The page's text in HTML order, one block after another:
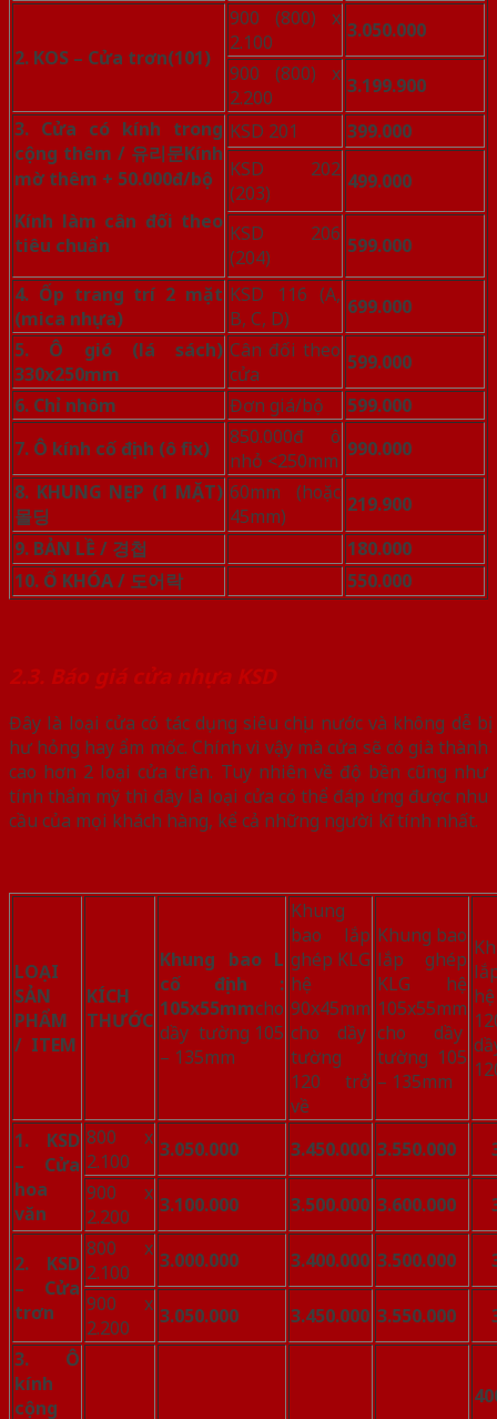
2. KOS – Cửa trơn(101)
900 (800) x
2.100
3.050.000
900 (800) x
2.200
3.199.900
3. Cửa có kính trong
cộng thêm / 유리문Kính
mờ thêm + 50.000đ/bộ
Kính làm cân đối theo
tiêu chuẩn
KSD 201
399.000
KSD 202
(203)
499.000
KSD 206
(204)
599.000
4. Ốp trang trí 2 mặt
(mica nhựa)
KSD 116 (A,
B, C, D)
699.000
5. Ô gió (lá sách)
330x250mm
Cân đối theo
cửa
599.000
6. Chỉ nhôm
Đơn giá/bộ
599.000
7. Ô kính cố định (ô fix)
850.000đ ô
nhỏ <250mm 990.000
8. KHUNG NẸP (1 MẶT)
몰딩
60mm (hoặc
45mm)
219.900
9. BẢN LỀ / 경첩
180.000
10. Ổ KHÓA / 도어락
550.000
2.3. Báo giá cửa nhựa KSD
Đây là loại cửa có tác dụng siêu chịu nước và không dễ bị
hư hỏng hay ẩm mốc. Chính vì vậy mà cửa sẽ có già thành
cao hơn 2 loại cửa trên. Tuy nhiên về độ bền cũng như
tính thẩm mỹ thì đây là loại cửa có thể đáp ứng được nhu
cầu của mọi khách hàng, kể cả những người kĩ tính nhất.
LOẠI
SẢN
PHẨM
/ ITEM
KÍCH
THƯỚC
Khung bao L
cố định :
105x55mmcho
dầy tường 105
– 135mm
Khung
bao lắp
ghép KLG
hệ
90x45mm
cho dầy
tường
120 trở
về
Khung bao
lắp ghép
KLG hệ
105x55mm
cho dầy
tường 105
– 135mm
hệ
1. KSD
– Cửa
hoa
văn
800 x
2.100
3.050.000 3.450.000 3.550.000
900 x
2.200
3.100.000 3.500.000 3.600.000
2. KSD
– Cửa
trơn
800 x
2.100
3.000.000 3.400.000 3.500.000
900 x
2.200
3.050.000 3.450.000 3.550.000
3. Ô
kính
cộng